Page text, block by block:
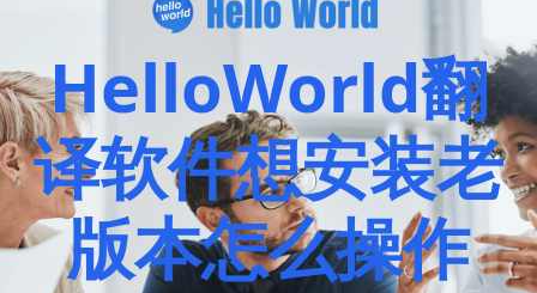
HelloWorld翻
译软件想安装老
版本怎么操作